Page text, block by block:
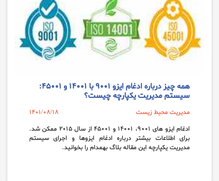
همه چیز درباره ادغام ایزو ۹۰۰۱ با ۱۴۰۰۱ و ۴۵۰۰۱:
سیستم مدیریت یکپارچه چیست؟
مدیریت محیط زیست
1401/08/18
ادغام ایزو های ۹۰۰۱، ۱۴۰۰۱ و ۴۵۰۰۱ از سال ۲۰۱۵ ممکن شد.
برای اطلاعات بیشتر درباره ادغام ایزوها و اجرای سیستم
مدیریت یکپارچه این مقاله بلاگ بهمدام را بخوانید.